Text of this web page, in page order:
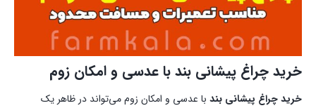
خرید چراغ پیشانی بند با عدسی و امکان زوم
خرید چراغ‌ پیشانی بند با عدسی و امکان زوم می‌تواند در ظاهر یک